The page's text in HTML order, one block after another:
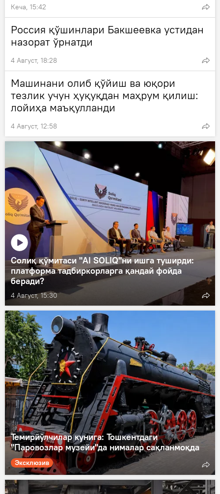
Кеча, 15:42
Россия қўшинлари Бакшеевка устидан
назорат ўрнатди
4 Август, 18:28
Машинани олиб қўйиш ва юқори
тезлик учун ҳуқуқдан маҳрум қилиш:
лойиҳа маъқулланди
4 Август, 12:58
4 Август, 15:30
Солиқ қўмитаси "AI SOLIQ"ни ишга туширди:
платформа тадбиркорларга қандай фойда
беради?
Темирйўлчилар кунига: Тошкентдаги
"Паровозлар музейи"да нималар сақланмоқда
Эксклюзив